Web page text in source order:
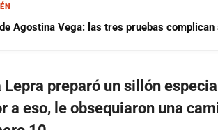
Agostina Vega: las tres pruebas
preparó un sillón
a eso, le obsequiaron una